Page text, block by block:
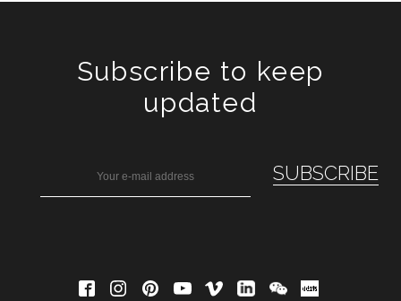
Subscribe to keep
updated